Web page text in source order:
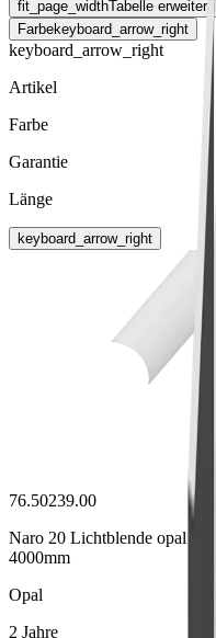
fit_page_widthTabelle erweitern
Farbekeyboard_arrow_right
keyboard_arrow_right
Artikel
Farbe
Garantie
Länge
keyboard_arrow_right
76.50239.00
Naro 20 Lichtblende opal
4000mm
Opal
2 Jahre